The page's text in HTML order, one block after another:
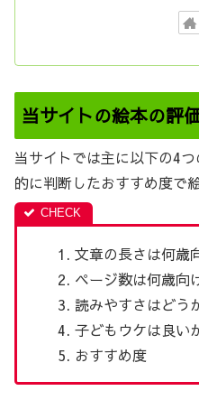
当サイトの絵本の評
当サイトでは主に以下の4
的に判断したおすすめ度で
文章の長さは何歳
ページ数は何歳向
読みやすさはどう
子どもウケは良い
おすすめ度